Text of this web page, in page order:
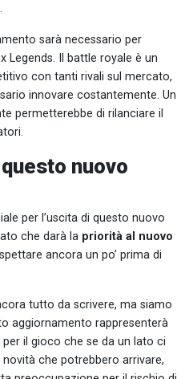
sarà necessario per
Legends. Il battle royale è un
con tanti rivali sul mercato,
innovare costantemente. Un
permetterebbe di rilanciare il
nuovo
per l’uscita di questo nuovo
che darà la priorità al nuovo
ancora un po’ prima di
tutto da scrivere, ma siamo
aggiornamento rappresenterà
il gioco che se da un lato ci
novità che potrebbero arrivare,